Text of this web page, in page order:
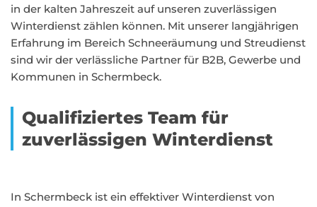
in der kalten Jahreszeit auf unseren zuverlässigen
Winterdienst zählen können. Mit unserer langjährigen
Erfahrung im Bereich Schneeräumung und Streudienst
sind wir der verlässliche Partner für B2B, Gewerbe und
Kommunen in Schermbeck.
Qualifiziertes Team für
zuverlässigen Winterdienst
In Schermbeck ist ein effektiver Winterdienst von